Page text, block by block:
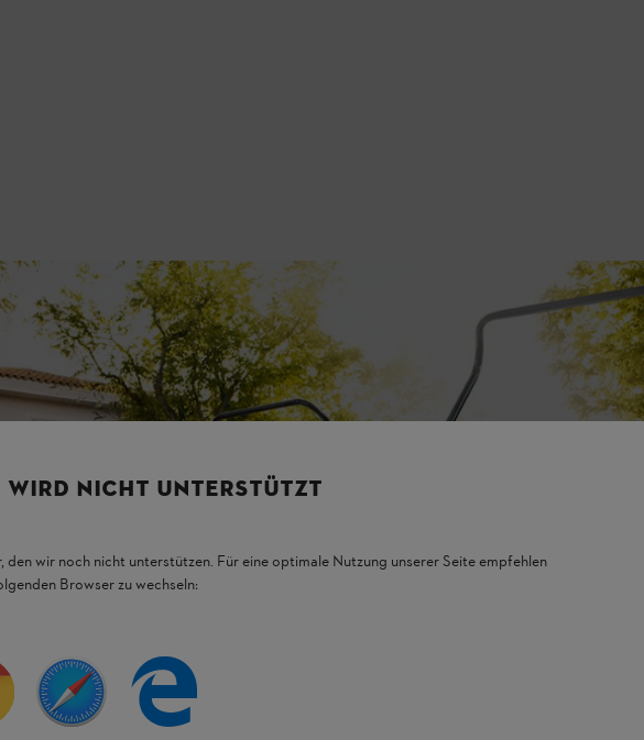
WIRD NICHT UNTERSTÜTZT
den wir noch nicht unterstützen. Für eine optimale Nutzung unserer Seite empfehlen
Browser zu wechseln: